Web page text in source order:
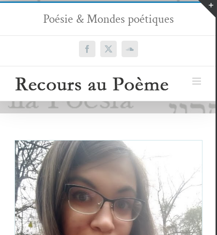
Passer
contenu
Poésie & Mondes poétiques
Facebook
X SoundCloud
Regard sur la poésie « Native American